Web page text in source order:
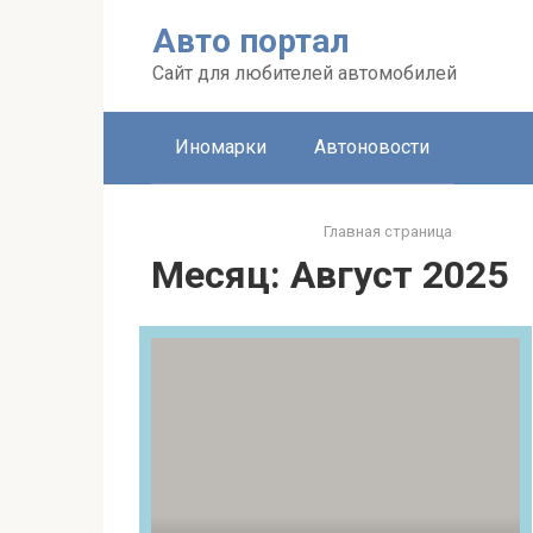
Авто портал
Сайт для любителей автомобилей
Иномарки Автоновости
Главная страница
Месяц: Август 2025